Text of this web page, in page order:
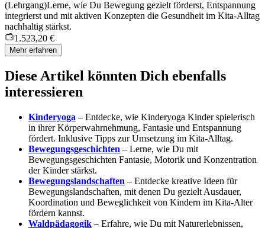
(Lehrgang)Lerne, wie Du Bewegung gezielt förderst, Entspannung
integrierst und mit aktiven Konzepten die Gesundheit im Kita-Alltag
nachhaltig stärkst.
1.523,20 €
Mehr erfahren
Diese Artikel könnten Dich ebenfalls
interessieren
Kinderyoga – Entdecke, wie Kinderyoga Kinder spielerisch
in ihrer Körperwahrnehmung, Fantasie und Entspannung
fördert. Inklusive Tipps zur Umsetzung im Kita-Alltag.
Bewegungsgeschichten – Lerne, wie Du mit
Bewegungsgeschichten Fantasie, Motorik und Konzentration
der Kinder stärkst.
Bewegungslandschaften – Entdecke kreative Ideen für
Bewegungslandschaften, mit denen Du gezielt Ausdauer,
Koordination und Beweglichkeit von Kindern im Kita-Alter
fördern kannst.
Waldpädagogik – Erfahre, wie Du mit Naturerlebnissen,